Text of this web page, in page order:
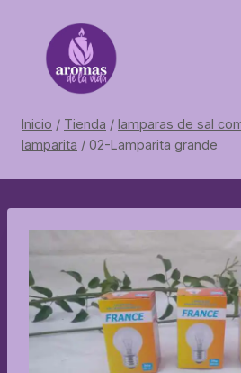
contenido
Inicio / Tienda / lamparas de sal
lamparita / 02-Lamparita grande